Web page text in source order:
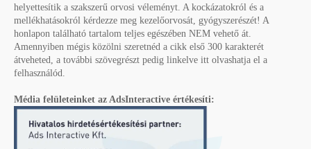
helyettesítik a szakszerű orvosi véleményt. A kockázatokról és a
mellékhatásokról kérdezze meg kezelőorvosát, gyógyszerészét! A
honlapon található tartalom teljes egészében NEM vehető át.
Amennyiben mégis közölni szeretnéd a cikk első 300 karakterét
átveheted, a további szövegrészt pedig linkelve itt olvashatja el a
felhasználód.
Média felületeinket az AdsInteractive értékesíti: